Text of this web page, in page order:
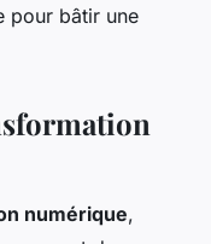
pour bâtir une
numérique,